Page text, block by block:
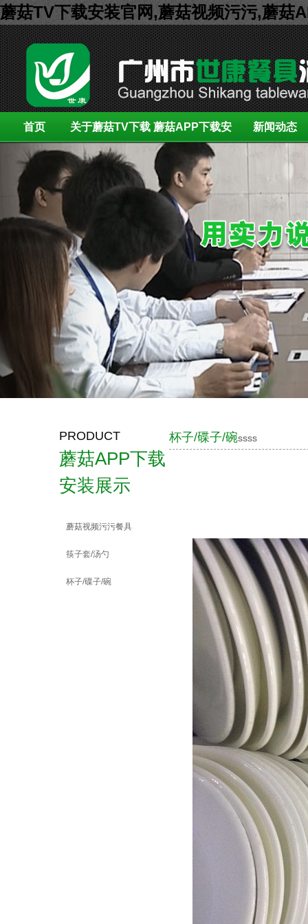
蘑菇TV下载安装官网,蘑菇视频污污,蘑菇
首页 关于蘑菇TV下载
安装官网
蘑菇APP下载安
装展示
新闻动态
PRODUCT
蘑菇APP下载
安装展示
蘑菇视频污污餐具
筷子套/汤勺
杯子/碟子/碗
杯子/碟子/碗ssss